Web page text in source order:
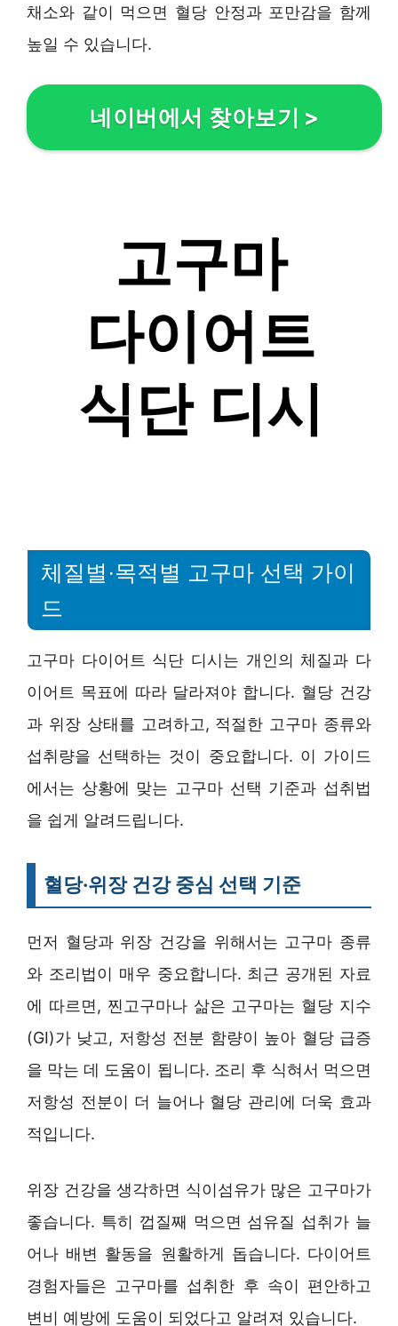
채소와 같이 먹으면 혈당 안정과 포만감을 함께
높일 수 있습니다.
네이버에서 찾아보기 >
체질별·목적별 고구마 선택 가이
드
고구마 다이어트 식단 디시는 개인의 체질과 다
이어트 목표에 따라 달라져야 합니다. 혈당 건강
과 위장 상태를 고려하고, 적절한 고구마 종류와
섭취량을 선택하는 것이 중요합니다. 이 가이드
에서는 상황에 맞는 고구마 선택 기준과 섭취법
을 쉽게 알려드립니다.
혈당·위장 건강 중심 선택 기준
먼저 혈당과 위장 건강을 위해서는 고구마 종류
와 조리법이 매우 중요합니다. 최근 공개된 자료
에 따르면, 찐고구마나 삶은 고구마는 혈당 지수
(GI)가 낮고, 저항성 전분 함량이 높아 혈당 급증
을 막는 데 도움이 됩니다. 조리 후 식혀서 먹으면
저항성 전분이 더 늘어나 혈당 관리에 더욱 효과
적입니다.
위장 건강을 생각하면 식이섬유가 많은 고구마가
좋습니다. 특히 껍질째 먹으면 섬유질 섭취가 늘
어나 배변 활동을 원활하게 돕습니다. 다이어트
경험자들은 고구마를 섭취한 후 속이 편안하고
변비 예방에 도움이 되었다고 알려져 있습니다.